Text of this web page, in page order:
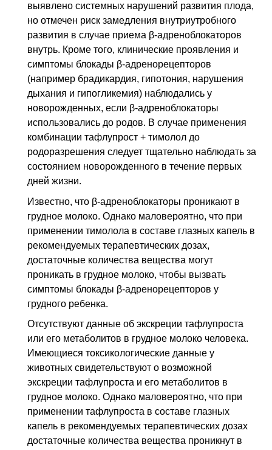
выявлено системных нарушений развития плода,
но отмечен риск замедления внутриутробного
развития в случае приема β-адреноблокаторов
внутрь. Кроме того, клинические проявления и
симптомы блокады β-адренорецепторов
(например брадикардия, гипотония, нарушения
дыхания и гипогликемия) наблюдались у
новорожденных, если β-адреноблокаторы
использовались до родов. В случае применения
комбинации тафлупрост + тимолол до
родоразрешения следует тщательно наблюдать за
состоянием новорожденного в течение первых
дней жизни.
Известно, что β-адреноблокаторы проникают в
грудное молоко. Однако маловероятно, что при
применении тимолола в составе глазных капель в
рекомендуемых терапевтических дозах,
достаточные количества вещества могут
проникать в грудное молоко, чтобы вызвать
симптомы блокады β-адренорецепторов у
грудного ребенка.
Отсутствуют данные об экскреции тафлупроста
или его метаболитов в грудное молоко человека.
Имеющиеся токсикологические данные у
животных свидетельствуют о возможной
экскреции тафлупроста и его метаболитов в
грудное молоко. Однако маловероятно, что при
применении тафлупроста в составе глазных
капель в рекомендуемых терапевтических дозах
достаточные количества вещества проникнут в